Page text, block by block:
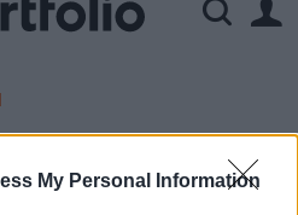
My Personal Information
épületbe